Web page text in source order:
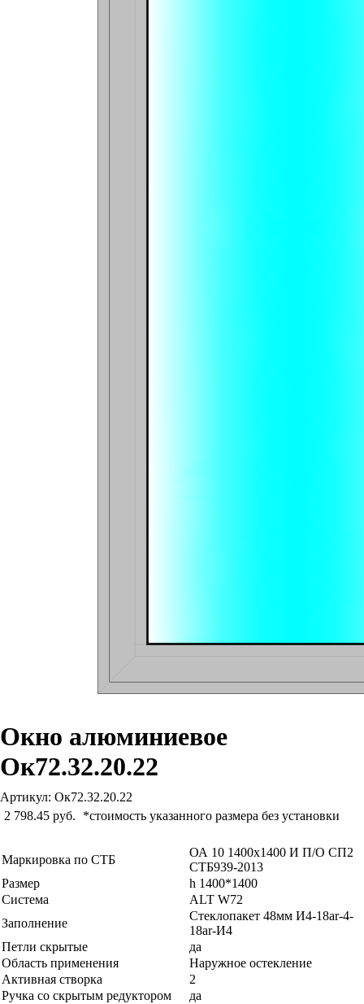
Окно алюминиевое
Ок72.32.20.22
Артикул: Ок72.32.20.22
2 798.45 руб.
*стоимость указанного размера без установки
Маркировка по СТБ
ОА 10 1400х1400 И П/О СП2
СТБ939-2013
Размер
h 1400*1400
Система
ALT W72
Заполнение
Стеклопакет 48мм И4-18ar-4-
18ar-И4
Петли скрытые
да
Область применения
Наружное остекление
Активная створка
2
Ручка со скрытым редуктором
да